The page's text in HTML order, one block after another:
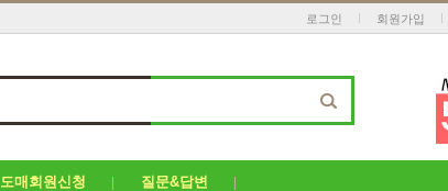
로그인 회원가입
도매회원신청 질문&답변